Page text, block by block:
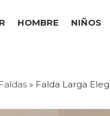
HOMBRE NIÑOS
Faldas » Falda Larga